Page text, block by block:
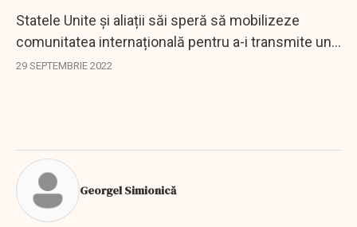
Statele Unite și aliații săi speră să mobilizeze
comunitatea internațională pentru a-i transmite un
mesaj fără echivoc lui Vladimir Putin: Folosirea
29 SEPTEMBRIE 2022
Georgel Simionică